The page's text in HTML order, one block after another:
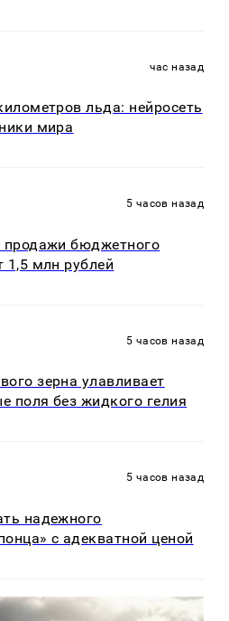
час назад
льда: нейросеть
мира
5 часов назад
продажи бюджетного
1,5 млн рублей
5 часов назад
зерна улавливает
поля без жидкого гелия
5 часов назад
надежного
с адекватной ценой